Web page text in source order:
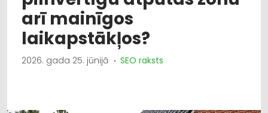
arī mainīgos
laikapstākļos?
2026. gada 25. jūnijā SEO raksts